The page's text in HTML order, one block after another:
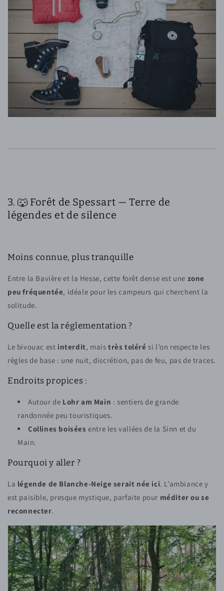
3. 🐺 Forêt de Spessart — Terre de
légendes et de silence
Moins connue, plus tranquille
Entre la Bavière et la Hesse, cette forêt dense est une zone
peu fréquentée, idéale pour les campeurs qui cherchent la
solitude.
Quelle est la réglementation ?
Le bivouac est interdit, maistrès toléré si l’on respecte les
règles de base : une nuit, discrétion, pas de feu, pas de traces.
Endroits propices :
Autour de Lohr am Main : sentiers de grande
randonnée peu touristiques.
Collines boisées entre les vallées de la Sinn et du
Main.
Pourquoi y aller ?
La légende de Blanche-Neige serait née ici. L’ambiance y
est paisible, presque mystique, parfaite pour méditer ou se
reconnecter.